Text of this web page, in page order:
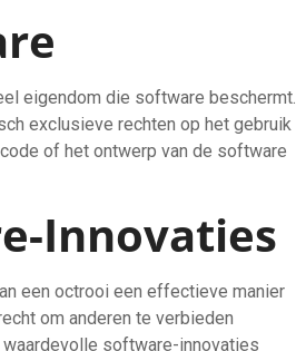
eigendom die software beschermt.
exclusieve rechten op het gebruik
of het ontwerp van de software
Innovaties
een octrooi een effectieve manier
om anderen te verbieden
software-innovaties